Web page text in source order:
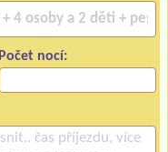
Počet nocí: